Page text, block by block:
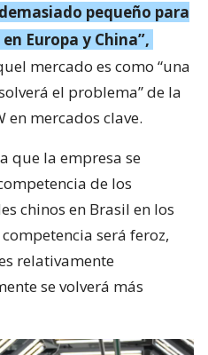
pequeño para
Europa y China”,
mercado es como “una
el problema” de la
en mercados clave.
que la empresa se
de los
chinos en Brasil en los
será feroz,
relativamente
se volverá más